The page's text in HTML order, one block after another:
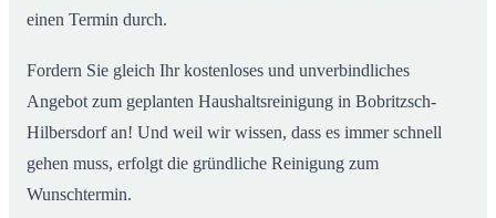
einen Termin durch.
Fordern Sie gleich Ihr kostenloses und unverbindliches
Angebot zum geplanten Haushaltsreinigung in Bobritzsch-
Hilbersdorf an! Und weil wir wissen, dass es immer schnell
gehen muss, erfolgt die gründliche Reinigung zum
Wunschtermin.